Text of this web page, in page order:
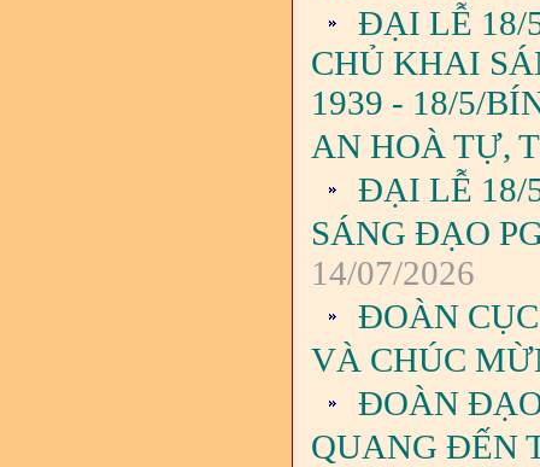
ĐẠI LỄ 18/
CHỦ KHAI
1939 - 18/5/
AN HOÀ TỰ,
ĐẠI LỄ 18/
SÁNG ĐẠO
14/07/2026
ĐOÀN
VÀ CHÚC
ĐOÀN
QUANG ĐẾN